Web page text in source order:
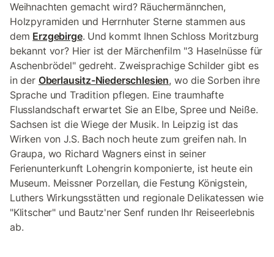
Weihnachten gemacht wird? Räuchermännchen,
Holzpyramiden und Herrnhuter Sterne stammen aus
dem Erzgebirge. Und kommt Ihnen Schloss Moritzburg
bekannt vor? Hier ist der Märchenfilm "3 Haselnüsse für
Aschenbrödel" gedreht. Zweisprachige Schilder gibt es
in der Oberlausitz-Niederschlesien, wo die Sorben ihre
Sprache und Tradition pflegen. Eine traumhafte
Flusslandschaft erwartet Sie an Elbe, Spree und Neiße.
Sachsen ist die Wiege der Musik. In Leipzig ist das
Wirken von J.S. Bach noch heute zum greifen nah. In
Graupa, wo Richard Wagners einst in seiner
Ferienunterkunft Lohengrin komponierte, ist heute ein
Museum. Meissner Porzellan, die Festung Königstein,
Luthers Wirkungsstätten und regionale Delikatessen wie
"Klitscher" und Bautz'ner Senf runden Ihr Reiseerlebnis
ab.